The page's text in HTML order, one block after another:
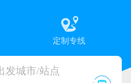
定制专线
发城市/站点